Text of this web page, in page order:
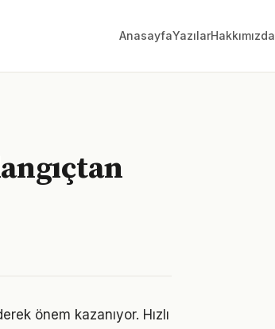
AnasayfaYazılarHakkımızda
önem kazanıyor. Hızlı